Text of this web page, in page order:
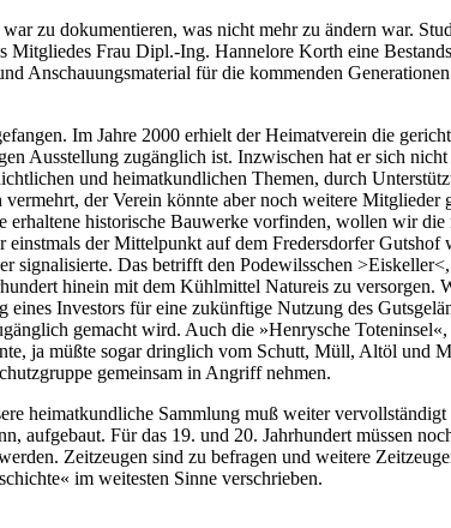
zu dokumentieren, was nicht mehr zu ändern war.
Frau Dipl.-Ing. Hannelore Korth eine
Anschauungsmaterial für die kommenden
Im Jahre 2000 erhielt der Heimatverein die
Ausstellung zugänglich ist. Inzwischen hat er sich
und heimatkundlichen Themen, durch
der Verein könnte aber noch weitere
historische Bauwerke vorfinden, wollen wir
der Mittelpunkt auf dem Fredersdorfer
signalisierte. Das betrifft den Podewilsschen
hinein mit dem Kühlmittel Natureis zu
eines Investors für eine zukünftige Nutzung des
gemacht wird. Auch die »Henrysche
ja müßte sogar dringlich vom Schutt, Müll, Altöl und
gemeinsam in Angriff nehmen.
heimatkundliche Sammlung muß weiter
aufgebaut. Für das 19. und 20. Jahrhundert müssen
Zeitzeugen sind zu befragen und weitere
im weitesten Sinne verschrieben.